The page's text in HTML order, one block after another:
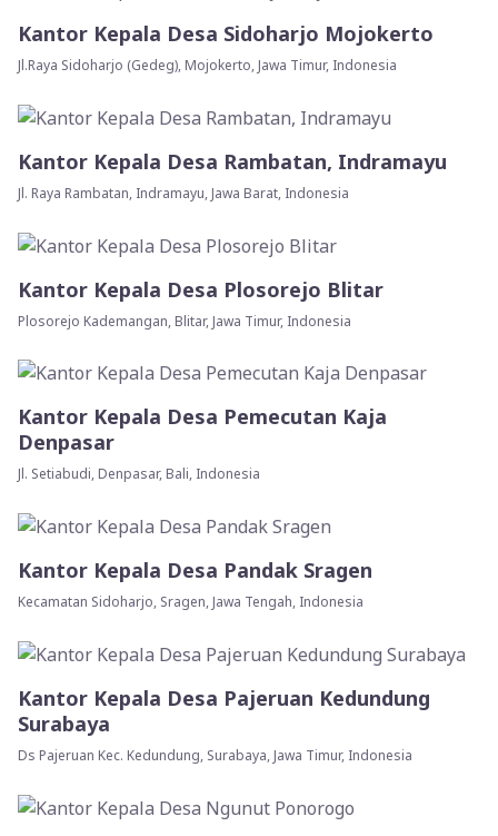
Kantor Kepala Desa Sidoharjo Mojokerto
Jl.Raya Sidoharjo (Gedeg), Mojokerto, Jawa Timur, Indonesia
Kantor Kepala Desa Rambatan, Indramayu
Jl. Raya Rambatan, Indramayu, Jawa Barat, Indonesia
Kantor Kepala Desa Plosorejo Blitar
Plosorejo Kademangan, Blitar, Jawa Timur, Indonesia
Kantor Kepala Desa Pemecutan Kaja
Denpasar
Jl. Setiabudi, Denpasar, Bali, Indonesia
Kantor Kepala Desa Pandak Sragen
Kecamatan Sidoharjo, Sragen, Jawa Tengah, Indonesia
Kantor Kepala Desa Pajeruan Kedundung
Surabaya
Ds Pajeruan Kec. Kedundung, Surabaya, Jawa Timur, Indonesia